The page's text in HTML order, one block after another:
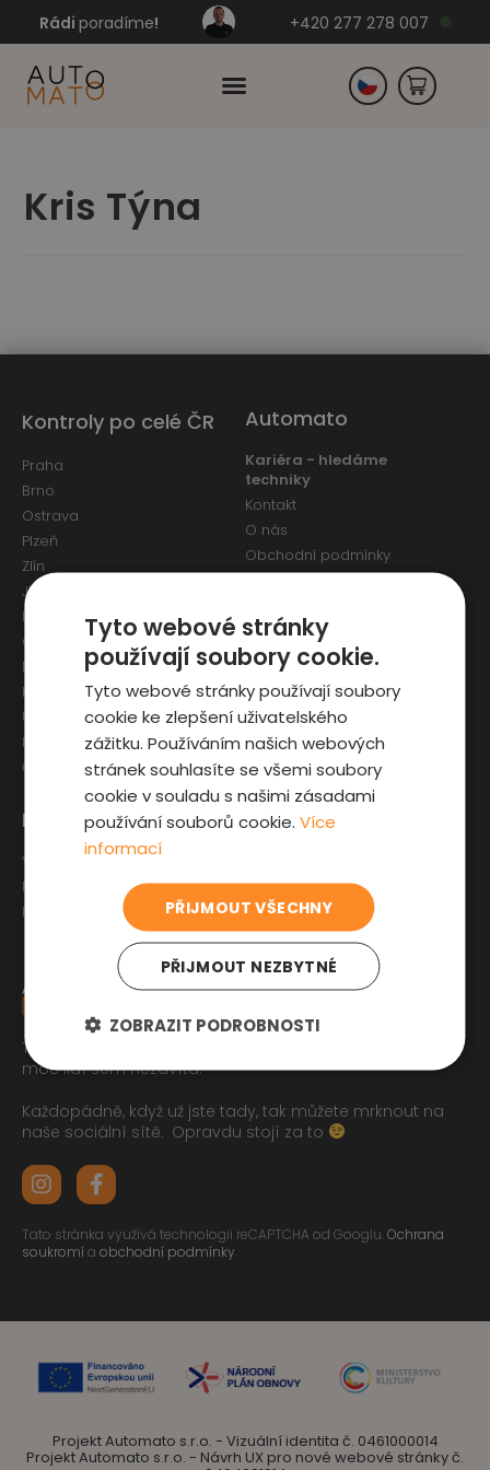
Rádi poradíme! +420 277 278 007
Kris Týna
Tak jste se pročetli až sem dolu jo? To zasluhuje respekt,
moc lidí sem nezavítá.
Každopádně, když už jste tady, tak můžete mrknout na
naše sociální sítě. Opravdu stojí za to
Tato stránka využívá technologii reCAPTCHA od Googlu.Ochrana
soukromía obchodní podmínky.
Pro zákazníky
Výběr auta
Fyzická kontrola auta
Prověrka historie
Zajímavosti
Kupní smlouva na auto
Jak registrovat auto
Sleva pro IZS
Automato
Kariéra - hledáme
techniky
Kontakt
O nás
Obchodní podmínky
Kontroly po celé ČR
Praha
Brno
Ostrava
Plzeň
Zlín
Jihlava
Liberec
Olomouc
Pardubice
Karlovy Vary
Ústí nad Labem
Hradec Králové
České Budějovice
Projekt Automato s.r.o. - Vizuální identita č. 0461000014
Projekt Automato s.r.o. - Návrh UX pro nové webové stránky č.
Tyto webové stránky
používají soubory cookie.
Tyto webové stránky používají soubory
cookie ke zlepšení uživatelského
zážitku. Používáním našich webových
stránek souhlasíte se všemi soubory
cookie v souladu s našimi zásadami
používání souborů cookie.Více
informací
PŘIJMOUT VŠECHNY
PŘIJMOUT NEZBYTNÉ
ZOBRAZIT PODROBNOSTI